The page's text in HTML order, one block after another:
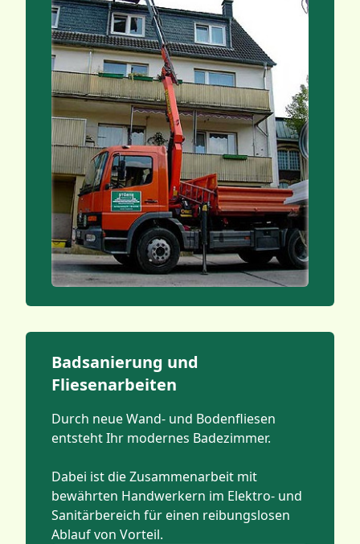
Badsanierung und
Fliesenarbeiten
Durch neue Wand- und Bodenfliesen
entsteht Ihr modernes Badezimmer.
Dabei ist die Zusammenarbeit mit
bewährten Handwerkern im Elektro- und
Sanitärbereich für einen reibungslosen
Ablauf von Vorteil.